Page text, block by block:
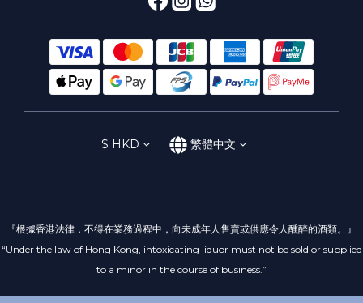
$ HKD 繁體中文
『根據香港法律，不得在業務過程中，向未成年人售賣或供應令人醺醉的酒類。』
“Under the law of Hong Kong, intoxicating liquor must not be sold or supplied
to a minor in the course of business.”